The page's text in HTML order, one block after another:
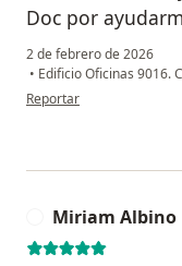
Doc por
2 de febrero de 2026
• Edificio Oficinas 9016.
en opinión del usuario Ana
Reportar
Miriam Albino